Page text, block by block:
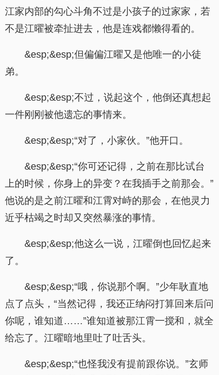
江家内部的勾心斗角不过是小孩子的过家家，若
不是江曜被牵扯进去，他是连戏都懒得看的。
&esp;&esp;但偏偏江曜又是他唯一的小徒
弟。
&esp;&esp;不过，说起这个，他倒还真想起
一件刚刚被他遗忘的事情来。
&esp;&esp;“对了，小家伙。”他开口。
&esp;&esp;“你可还记得，之前在那比试台
上的时候，你身上的异变？在我插手之前那会。”
他说的是之前江曜和江霄对峙的那会，在他灵力
近乎枯竭之时却又突然暴涨的事情。
&esp;&esp;他这么一说，江曜倒也回忆起来
了。
&esp;&esp;“哦，你说那个啊。”少年耿直地
点了点头，“当然记得，我还正纳闷打算回来后问
你呢，谁知道……”谁知道被那江霄一搅和，就全
给忘了。江曜暗地里吐了吐舌头。
&esp;&esp;“也怪我没有提前跟你说。”玄师